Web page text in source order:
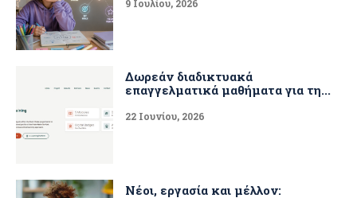
9 Ιουλίου, 2026
Δωρεάν διαδικτυακά
επαγγελματικά μαθήματα για τη...
22 Ιουνίου, 2026
Νέοι, εργασία και μέλλον: